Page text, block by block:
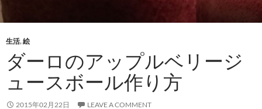
生活,絵
ダーロのアップルベリージ
ュースボール作り方
2015年02月22日 LEAVE A COMMENT